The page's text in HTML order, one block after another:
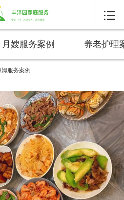

月嫂服务案例 养老护理
姆服务案例